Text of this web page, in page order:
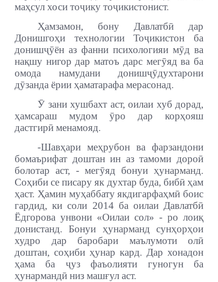
маҳсул хоси тоҷику тоҷикистонист.
Ҳамзамон, бону Давлатбӣ дар
Донишгоҳи технологии Тоҷикистон ба
донишҷӯён аз фанни психологияи мӯд ва
нақшу нигор дар матоъ дарс мегӯяд ва ба
омода намудани донишҷӯдухтарони
дӯзанда ёрии ҳаматарафа мерасонад.
Ӯ зани хушбахт аст, оилаи хуб дорад,
ҳамсараш мудом ӯро дар корҳояш
дастгирӣ менамояд.
-Шавҳари меҳрубон ва фарзандони
бомаърифат доштан ин аз тамоми дороӣ
болотар аст, - мегӯяд бонуи ҳунарманд.
Соҳиби се писару як духтар буда, бибӣ ҳам
ҳаст. Ҳамин муҳаббату якдигарфаҳмӣ боис
гардид, ки соли 2014 ба оилаи Давлатбӣ
Ёдгорова унвони «Оилаи сол» - ро лоиқ
донистанд. Бонуи ҳунарманд сунҳорҳои
худро дар баробари маълумоти олӣ
доштан, соҳиби ҳунар кард. Дар хонадон
ҳама ба ҷуз фаъолияти гуногун ба
ҳунармандӣ низ машғул аст.